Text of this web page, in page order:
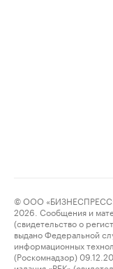
© ООО
2026. Сообщения и
(свидетельство о
выдано Федеральной
информационных
(Роскомнадзор)